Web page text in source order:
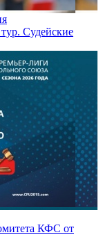
Судейские
КФС от